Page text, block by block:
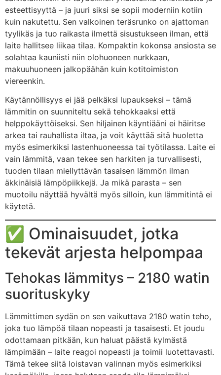
esteettisyyttä – ja juuri siksi se sopii moderniin kotiin
kuin nakutettu. Sen valkoinen teräsrunko on ajattoman
tyylikäs ja tuo raikasta ilmettä sisustukseen ilman, että
laite hallitsee liikaa tilaa. Kompaktin kokonsa ansiosta se
solahtaa kauniisti niin olohuoneen nurkkaan,
makuuhuoneen jalkopäähän kuin kotitoimiston
viereenkin.
Käytännöllisyys ei jää pelkäksi lupaukseksi – tämä
lämmitin on suunniteltu sekä tehokkaaksi että
helppokäyttöiseksi. Sen hiljainen käyntiääni ei häiritse
arkea tai rauhallista iltaa, ja voit käyttää sitä huoletta
myös esimerkiksi lastenhuoneessa tai työtilassa. Laite ei
vain lämmitä, vaan tekee sen harkiten ja turvallisesti,
tuoden tilaan miellyttävän tasaisen lämmön ilman
äkkinäisiä lämpöpiikkejä. Ja mikä parasta – sen
muotoilu näyttää hyvältä myös silloin, kun lämmitintä ei
käytetä.
✅ Ominaisuudet, jotka
tekevät arjesta helpompaa
Tehokas lämmitys – 2180 watin
suorituskyky
Lämmittimen sydän on sen vaikuttava 2180 watin teho,
joka tuo lämpöä tilaan nopeasti ja tasaisesti. Et joudu
odottamaan pitkään, kun haluat päästä kylmästä
lämpimään – laite reagoi nopeasti ja toimii luotettavasti.
Tämä tekee siitä loistavan valinnan myös esimerkiksi